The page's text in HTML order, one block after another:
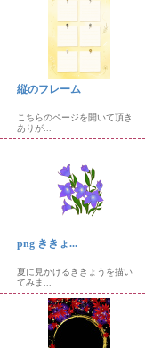
縦のフレーム
こちらのページを開いて頂き
ありが...
png ききょ...
夏に見かけるききょうを描い
てみま...